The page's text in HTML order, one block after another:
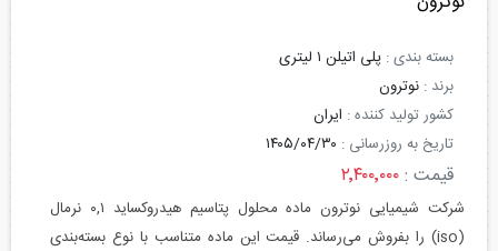
بسته بندی : پلی اتیلن ۱ لیتری
برند : نوترون
کشور تولید کننده : ایران
تاریخ به روزرسانی : ۱۴۰۵/۰۴/۳۰
قیمت :۲٬۴۰۰٬۰۰۰
شرکت شیمیایی نوترون ماده محلول پتاسیم هیدروکساید ۰,۱ نرمال
(iso) را بفروش می‌رساند. قیمت این ماده متناسب با نوع بسته‌بندی